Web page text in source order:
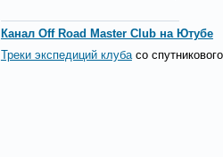
Канал Off Road Master Club на Ютубе
Треки экспедиций клубасо